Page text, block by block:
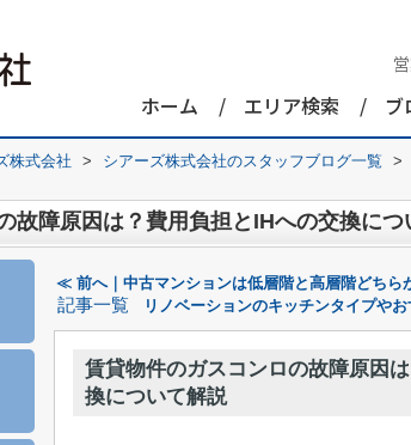
ホーム エリア検索 ブ
株式会社 > シアーズ株式会社のスタッフブログ一覧 >
故障原因は？費用負担とIHへの交換につ
≪ 前へ｜中古マンションは低層階と高層階どちら
記事一覧 リノベーションのキッチンタイプや
賃貸物件のガスコンロの故障原因
換について解説